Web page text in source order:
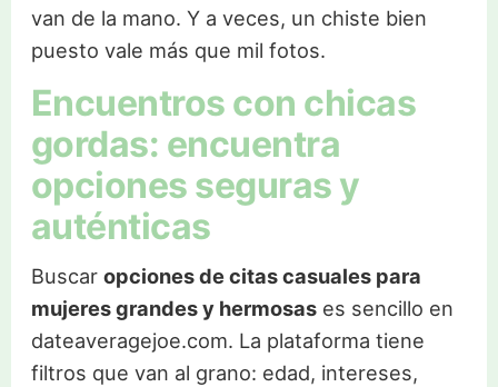
van de la mano. Y a veces, un chiste bien
puesto vale más que mil fotos.
Encuentros con chicas
gordas: encuentra
opciones seguras y
auténticas
Buscar opciones de citas casuales para
mujeres grandes y hermosases sencillo en
dateaveragejoe.com. La plataforma tiene
filtros que van al grano: edad, intereses,